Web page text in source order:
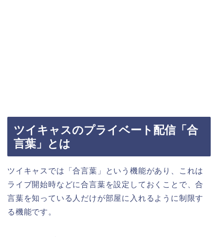
ツイキャスのプライベート配信「合
言葉」とは
ツイキャスでは「合言葉」という機能があり、これは
ライブ開始時などに合言葉を設定しておくことで、合
言葉を知っている人だけが部屋に入れるように制限す
る機能です。